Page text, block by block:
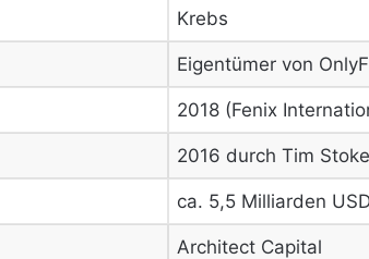
Krebs
Eigentümer von
2018 (Fenix
2016 durch Tim
ca. 5,5 Milliarden
Architect Capital